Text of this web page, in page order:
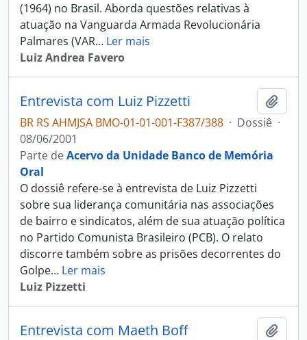
(1964) no Brasil. Aborda questões relativas à
atuação na Vanguarda Armada Revolucionária
Palmares (VAR… Ler mais
Luiz Andrea Favero
Entrevista com Luiz Pizzetti
BR RS AHMJSA BMO-01-01-001-F387/388 · Dossiê ·
08/06/2001
Parte deAcervo da Unidade Banco de Memória
Oral
O dossiê refere-se à entrevista de Luiz Pizzetti
sobre sua liderança comunitária nas associações
de bairro e sindicatos, além de sua atuação política
no Partido Comunista Brasileiro (PCB). O relato
discorre também sobre as prisões decorrentes do
Golpe… Ler mais
Luiz Pizzetti
Entrevista com Maeth Boff